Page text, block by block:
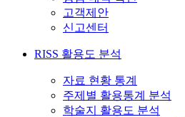
고객제안
신고센터
RISS 활용도 분석
자료 현황 통계
주제별 활용통계 분석
학술지 활용도 분석